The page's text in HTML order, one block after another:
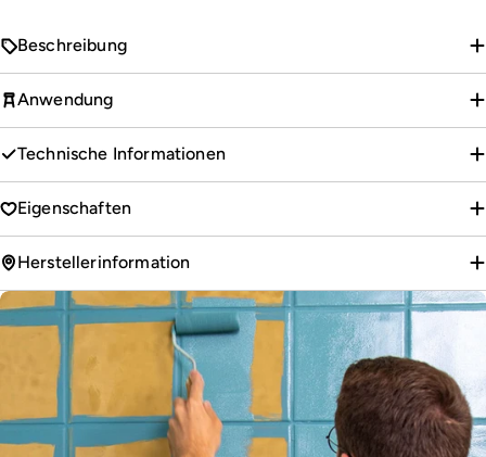
Beschreibung
Anwendung
Technische Informationen
Eigenschaften
Herstellerinformation